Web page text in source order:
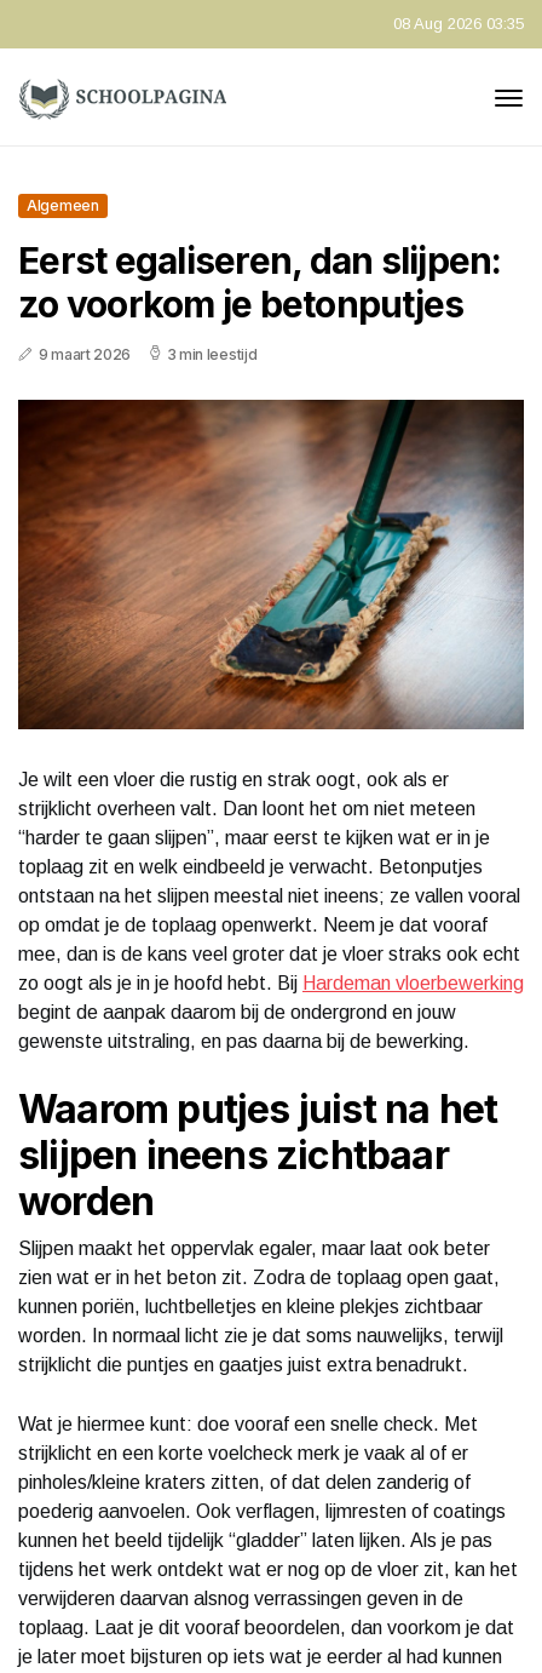
08 Aug 2026 03:35
Algemeen
Eerst egaliseren, dan slijpen:
zo voorkom je betonputjes
9 maart 2026 3 min leestijd
Je wilt een vloer die rustig en strak oogt, ook als er
strijklicht overheen valt. Dan loont het om niet meteen
“harder te gaan slijpen”, maar eerst te kijken wat er in je
toplaag zit en welk eindbeeld je verwacht. Betonputjes
ontstaan na het slijpen meestal niet ineens; ze vallen vooral
op omdat je de toplaag openwerkt. Neem je dat vooraf
mee, dan is de kans veel groter dat je vloer straks ook echt
zo oogt als je in je hoofd hebt. Bij Hardeman vloerbewerking
begint de aanpak daarom bij de ondergrond en jouw
gewenste uitstraling, en pas daarna bij de bewerking.
Waarom putjes juist na het
slijpen ineens zichtbaar
worden
Slijpen maakt het oppervlak egaler, maar laat ook beter
zien wat er in het beton zit. Zodra de toplaag open gaat,
kunnen poriën, luchtbelletjes en kleine plekjes zichtbaar
worden. In normaal licht zie je dat soms nauwelijks, terwijl
strijklicht die puntjes en gaatjes juist extra benadrukt.
Wat je hiermee kunt: doe vooraf een snelle check. Met
strijklicht en een korte voelcheck merk je vaak al of er
pinholes/kleine kraters zitten, of dat delen zanderig of
poederig aanvoelen. Ook verflagen, lijmresten of coatings
kunnen het beeld tijdelijk “gladder” laten lijken. Als je pas
tijdens het werk ontdekt wat er nog op de vloer zit, kan het
verwijderen daarvan alsnog verrassingen geven in de
toplaag. Laat je dit vooraf beoordelen, dan voorkom je dat
je later moet bijsturen op iets wat je eerder al had kunnen